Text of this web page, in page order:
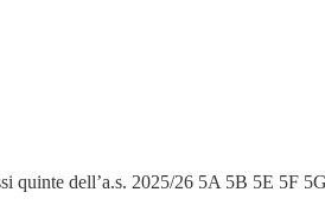
quinte dell’a.s. 2025/26 5A 5B 5E 5F